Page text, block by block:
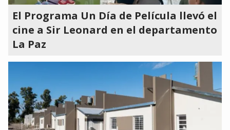
El Programa Un Día de Película llevó el
cine a Sir Leonard en el departamento
La Paz